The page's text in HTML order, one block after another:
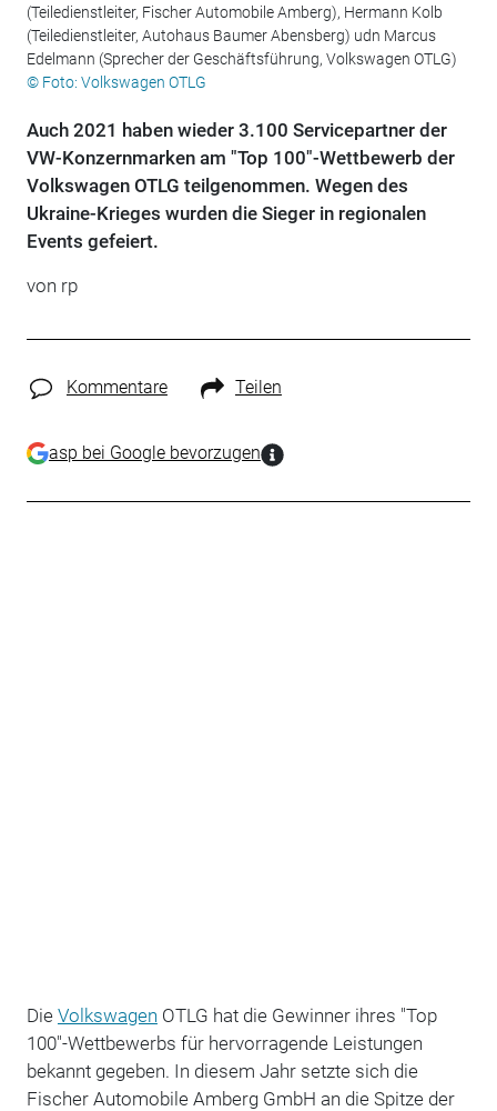
(Teiledienstleiter, Fischer Automobile Amberg), Hermann Kolb
(Teiledienstleiter, Autohaus Baumer Abensberg) udn Marcus
Edelmann (Sprecher der Geschäftsführung, Volkswagen OTLG)
© Foto: Volkswagen OTLG
Auch 2021 haben wieder 3.100 Servicepartner der
VW-Konzernmarken am "Top 100"-Wettbewerb der
Volkswagen OTLG teilgenommen. Wegen des
Ukraine-Krieges wurden die Sieger in regionalen
Events gefeiert.
von rp
Kommentare Teilen
asp bei Google bevorzugen
Die Volkswagen OTLG hat die Gewinner ihres "Top
100"-Wettbewerbs für hervorragende Leistungen
bekannt gegeben. In diesem Jahr setzte sich die
Fischer Automobile Amberg GmbH an die Spitze der